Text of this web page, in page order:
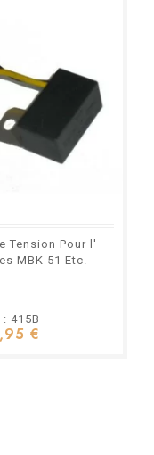
Tension Pour l'
MBK 51 Etc.
: 415B
€